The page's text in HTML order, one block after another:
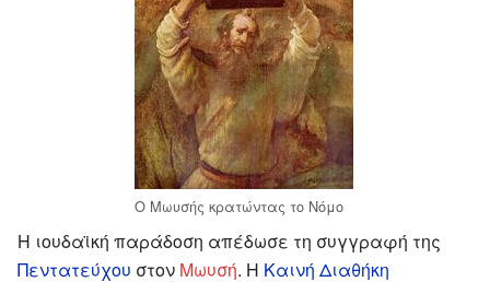
Ο Μωυσής κρατώντας το Νόμο
Η ιουδαϊκή παράδοση απέδωσε τη συγγραφή της
Πεντατεύχου στον Μωυσή. Η Καινή Διαθήκη